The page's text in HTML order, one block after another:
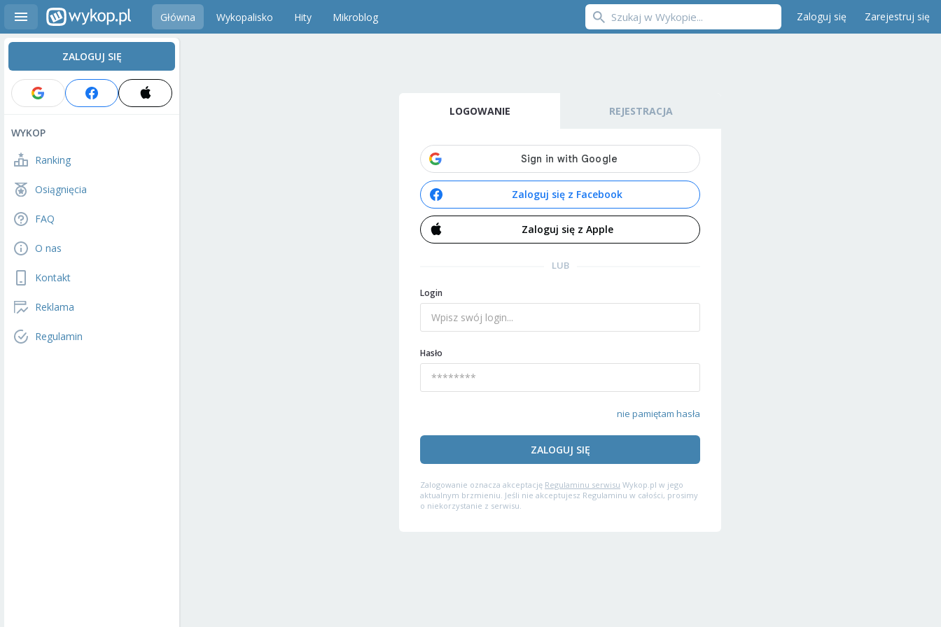
Główna Wykopalisko Hity Mikroblog Zaloguj się Zarejestruj się
ZALOGUJ SIĘ
WYKOP
Ranking
Osiągnięcia
FAQ
O nas
Kontakt
Reklama
Regulamin
LOGOWANIE REJESTRACJA
Zaloguj się z Facebook
Zaloguj się z Apple
LUB
Login
Hasło
nie pamiętam hasła
ZALOGUJ SIĘ
Zalogowanie oznacza akceptację Regulaminu serwisu Wykop.pl w jego
aktualnym brzmieniu. Jeśli nie akceptujesz Regulaminu w całości, prosimy
o niekorzystanie z serwisu.